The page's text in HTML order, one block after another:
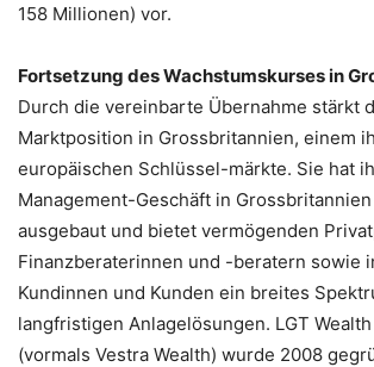
158 Millionen) vor.
Fortsetzung des Wachstumskurses in
Durch die vereinbarte Übernahme stärkt
Marktposition in Grossbritannien, einem
europäischen Schlüssel-märkte. Sie hat
Management-Geschäft in
ausgebaut und bietet vermögenden
Finanzberaterinnen und -beratern sowie
Kundinnen und Kunden ein breites
langfristigen Anlagelösungen. LGT
(vormals Vestra Wealth) wurde 2008